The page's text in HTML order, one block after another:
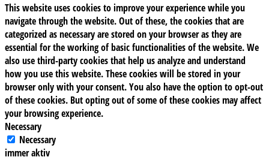
This website uses cookies to improve your experience while you
navigate through the website. Out of these, the cookies that are
categorized as necessary are stored on your browser as they are
essential for the working of basic functionalities of the website. We
also use third-party cookies that help us analyze and understand
how you use this website. These cookies will be stored in your
browser only with your consent. You also have the option to opt-out
of these cookies. But opting out of some of these cookies may affect
your browsing experience.
Necessary
Necessary
immer aktiv